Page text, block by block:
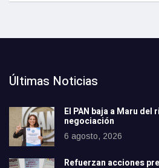
Últimas Noticias
El PAN baja a Maru
negociación
6 agosto, 2026
Refuerzan acciones